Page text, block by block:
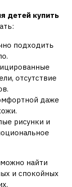
детей купить
подходить
отсутствие
даже
рисунки и
найти
и спокойных